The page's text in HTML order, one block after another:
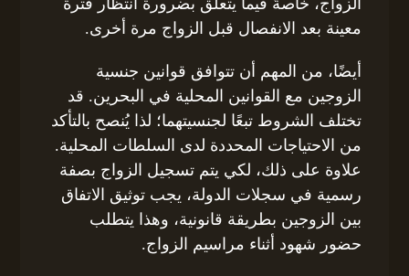
معينة بعد الانفصال قبل الزواج مرة أخرى.
أيضًا، من المهم أن تتوافق قوانين جنسية
الزوجين مع القوانين المحلية في البحرين. قد
تختلف الشروط تبعًا لجنسيتهما؛ لذا يُنصح بالتأكد
من الاحتياجات المحددة لدى السلطات المحلية.
علاوة على ذلك، لكي يتم تسجيل الزواج بصفة
رسمية في سجلات الدولة، يجب توثيق الاتفاق
بين الزوجين بطريقة قانونية، وهذا يتطلب
حضور شهود أثناء مراسيم الزواج.